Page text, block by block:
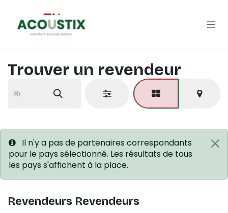
Trouver un revendeur
Il n'y a pas de partenaires correspondants
pour le pays sélectionné. Les résultats de tous
les pays s'affichent à la place.
Revendeurs Revendeurs